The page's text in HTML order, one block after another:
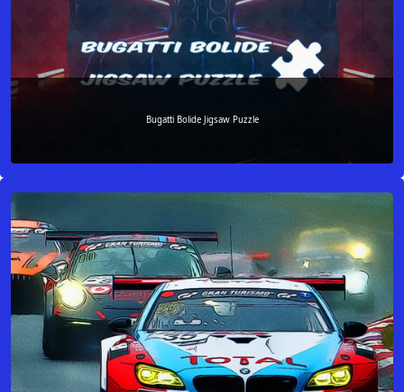
Bugatti Bolide Jigsaw Puzzle